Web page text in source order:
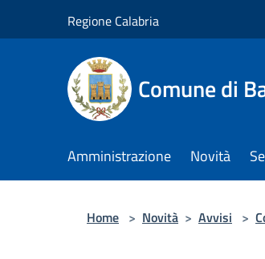
Regione Calabria
Comune di
Amministrazione Novità
Home > Novità > Avvisi >